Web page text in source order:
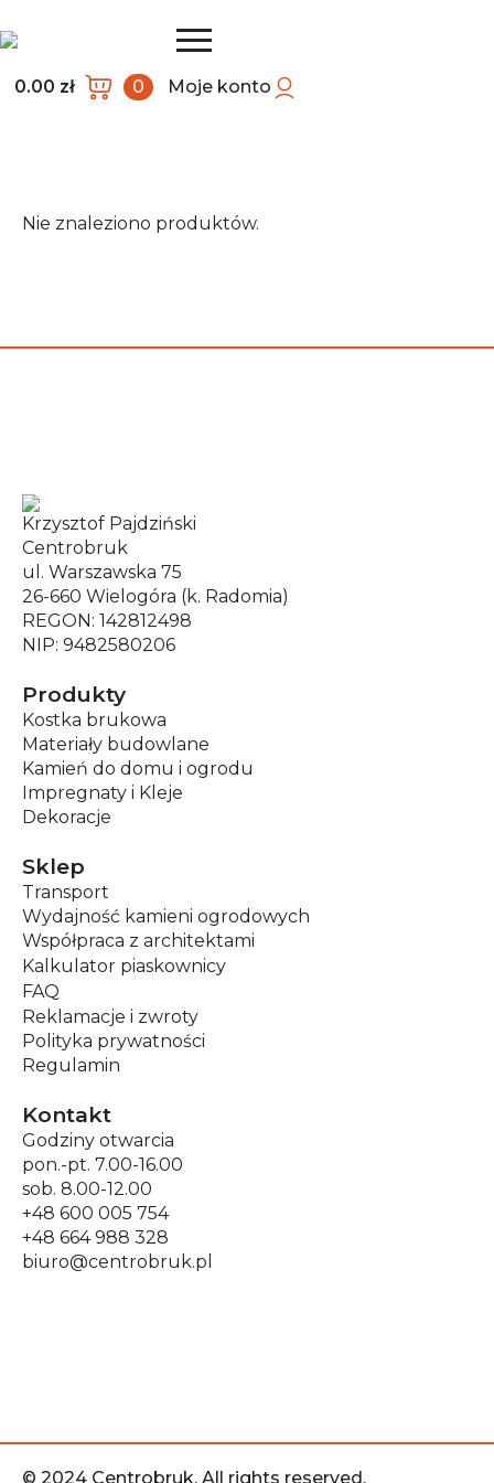
Moje konto
0.00 zł 0
Nie znaleziono produktów.
Krzysztof Pajdziński
Centrobruk
ul. Warszawska 75
26-660 Wielogóra (k. Radomia)
REGON: 142812498
NIP: 9482580206
Produkty
Kostka brukowa
Materiały budowlane
Kamień do domu i ogrodu
Impregnaty i Kleje
Dekoracje
Sklep
Transport
Wydajność kamieni ogrodowych
Współpraca z architektami
Kalkulator piaskownicy
FAQ
Reklamacje i zwroty
Polityka prywatności
Regulamin
Kontakt
Godziny otwarcia
pon.-pt. 7.00-16.00
sob. 8.00-12.00
+48 600 005 754
+48 664 988 328
biuro@centrobruk.pl
© 2024 Centrobruk. All rights reserved.